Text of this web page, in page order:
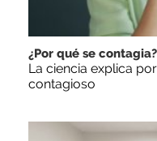
¿Por qué se contagia?
La ciencia explica
contagioso